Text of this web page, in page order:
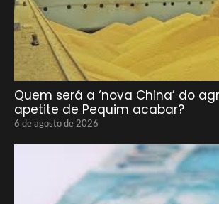
Quem será a ‘nova China’ do
apetite de Pequim acabar?
6 de agosto de 2026